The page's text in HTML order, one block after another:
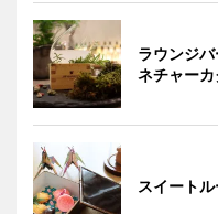
ラウンジ
ネチャーカ
スイート